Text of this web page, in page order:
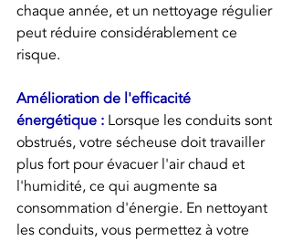
chaque année, et un nettoyage régulier
peut réduire considérablement ce
risque.
Amélioration de l'efficacité
énergétique : Lorsque les conduits sont
obstrués, votre sécheuse doit travailler
plus fort pour évacuer l'air chaud et
l'humidité, ce qui augmente sa
consommation d'énergie. En nettoyant
les conduits, vous permettez à votre